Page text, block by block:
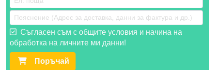
Съгласен съм с общите условия и начина на
обработка на личните ми данни!
Поръчай